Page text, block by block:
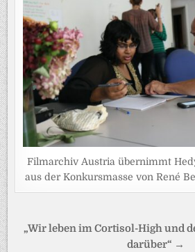
Filmarchiv Austria übernimmt
aus der Konkursmasse von René
Beitragsnavigation
„Wir leben im Cortisol-High und
darüber“ →